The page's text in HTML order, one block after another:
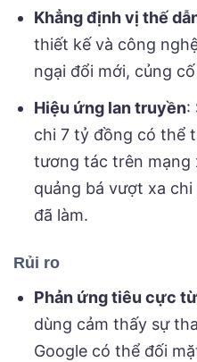
Khẳng định vị thế
thiết kế và công
ngại đổi mới, củng
Hiệu ứng lan truyền:
chi 7 tỷ đồng có thể
tương tác trên mạng
quảng bá vượt xa
đã làm.
Rủi ro
Phản ứng tiêu cực
dùng cảm thấy sự
Google có thể đối